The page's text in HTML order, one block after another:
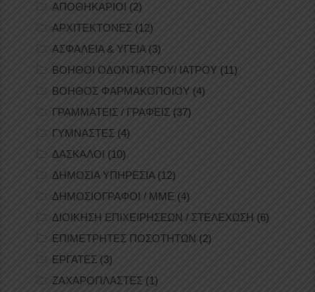
ΑΠΟΘΗΚΑΡΙΟΙ (2)
ΑΡΧΙΤΕΚΤΟΝΕΣ (12)
ΑΣΦΑΛΕΙΑ & ΥΓΕΙΑ(3)
ΒΟΗΘΟΙ ΟΔΟΝΤΙΑΤΡΟΥ/ ΙΑΤΡΟΥ (11)
ΒΟΗΘΟΣ ΦΑΡΜΑΚΟΠΟΙΟΥ (4)
ΓΡΑΜΜΑΤΕΙΣ / ΓΡΑΦΕΙΣ (37)
ΓΥΜΝΑΣΤΕΣ (4)
ΔΑΣΚΑΛΟΙ (10)
ΔΗΜΟΣΙΑ ΥΠΗΡΕΣΙΑ(12)
ΔΗΜΟΣΙΟΓΡΑΦΟΙ / ΜΜΕ (4)
ΔΙΟΙΚΗΣΗ ΕΠΙΧΕΙΡΗΣΕΩΝ / ΣΤΕΛΕΧΩΣΗ (6)
ΕΠΙΜΕΤΡΗΤΕΣ ΠΟΣΟΤΗΤΩΝ (2)
ΕΡΓΑΤΕΣ (3)
ΖΑΧΑΡΟΠΛΑΣΤΕΣ (1)